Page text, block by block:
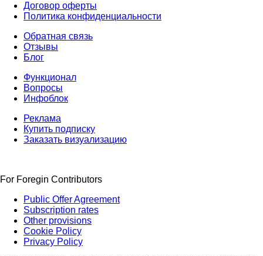
Договор оферты
Политика конфиденциальности
Обратная связь
Отзывы
Блог
Функционал
Вопросы
Инфоблок
Реклама
Купить подписку
Заказать визуализацию
For Foregin Contributors
Public Offer Agreement
Subscription rates
Other provisions
Cookie Policy
Privacy Policy